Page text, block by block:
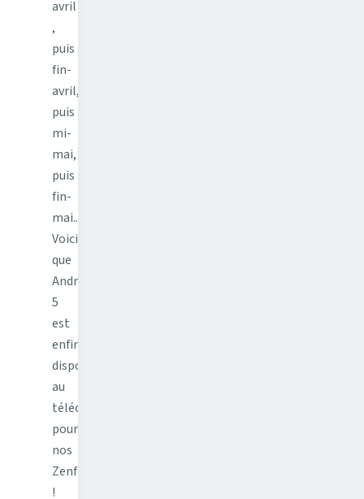
avril
,
puis
fin-
avril,
puis
mi-
mai,
puis
fin-
mai...
Voici
que
Android
5
est
enfin
disponible
au
téléchargement
pour
nos
Zenfone
!